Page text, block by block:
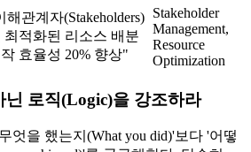
해관계자(Stakeholders)
최적화된 리소스 배분
효율성 20% 향상"
Stakeholder
Management,
Resource
Optimization
닌 로직(Logic)을 강조하라
엇을 했는지(What you did)'보다 '어떻